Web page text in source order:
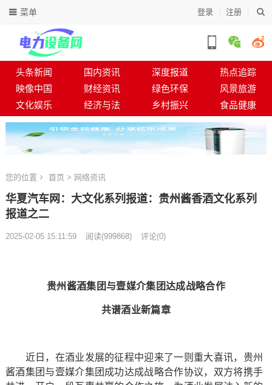
登录 注册
菜单
头条新闻 国内资讯 深度报道
热点追踪
映像中国
财经资讯 绿色环保
风景旅游
文化娱乐
经济与法 乡村振兴 食品健康
您的位置 首页 > 网络资讯
华夏汽车网：大文化系列报道：贵州酱香酒文化系列
报道之二
2025-02-05 15:11:59 阅读(999868) 评论(0)
贵州酱酒集团与壹媒介集团达成战略合作
共谱酒业新篇章
近日，在酒业发展的征程中迎来了一则重大喜讯，贵州
酱酒集团与壹媒介集团成功达成战略合作协议，双方将携手